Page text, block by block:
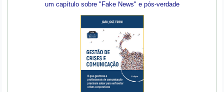
um capítulo sobre "Fake News" e pós-verdade